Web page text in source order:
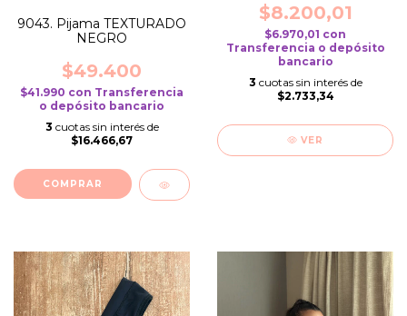
9043. Pijama TEXTURADO
NEGRO
$49.400
$41.990 con Transferencia
o depósito bancario
3 cuotas sin interés de
$16.466,67
COMPRAR
$8.200,01
$6.970,01 con
Transferencia o depósito
bancario
3 cuotas sin interés de
$2.733,34
VER